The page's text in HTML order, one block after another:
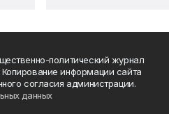
политический журнал
информации сайта
согласия администрации.
данных